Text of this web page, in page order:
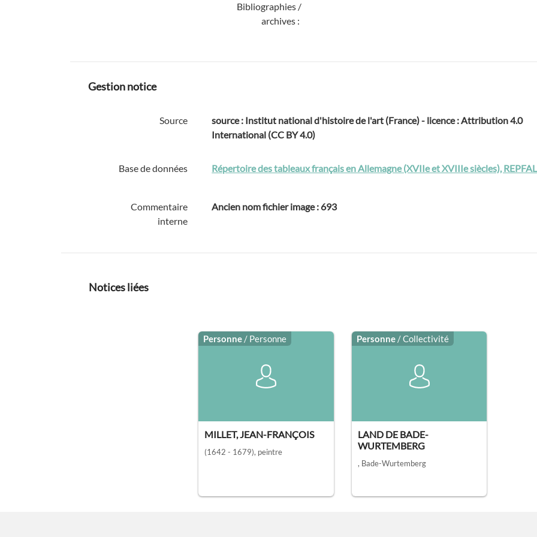
Bibliographies /
archives :
Gestion notice
Source
source : Institut national d'histoire de l'art (France) - licence : Attribution 4.0
International (CC BY 4.0)
Base de données Répertoire des tableaux français en Allemagne (XVIIe et XVIIIe siècles),
Commentaire
interne
Ancien nom fichier image : 693
Notices liées
Personne / Personne
MILLET, JEAN-FRANÇOIS
(1642 - 1679), peintre
Personne / Collectivité
LAND DE BADE-
WURTEMBERG
, Bade-Wurtemberg